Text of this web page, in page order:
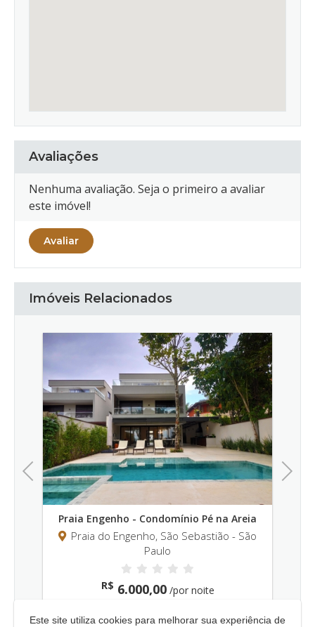
Avaliações
Nenhuma avaliação. Seja o primeiro a avaliar
este imóvel!
Avaliar
Imóveis Relacionados
Previous
Praia Engenho - Condomínio Pé na Areia
Praia do Engenho, São Sebastião - São
Paulo
R$ 6.000,00/por noite
Next
Este site utiliza cookies para melhorar sua experiência de